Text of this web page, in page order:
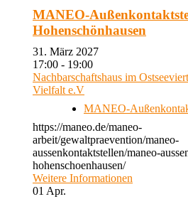
MANEO-
Hohenschönhausen
31. März 2027
17:00 - 19:00
Nachbarschaftshaus im
Vielfalt e.V
MANEO-
https://maneo.de/maneo-
arbeit/gewaltpraevention/maneo-
aussenkontaktstellen/maneo-
hohenschoenhausen/
Weitere Informationen
01 Apr.